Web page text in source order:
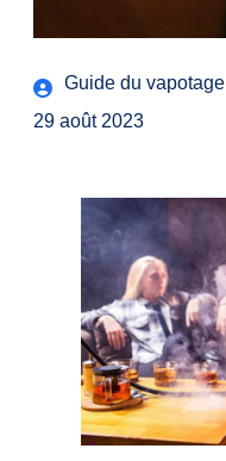
Guide du vapotage
29 août 2023